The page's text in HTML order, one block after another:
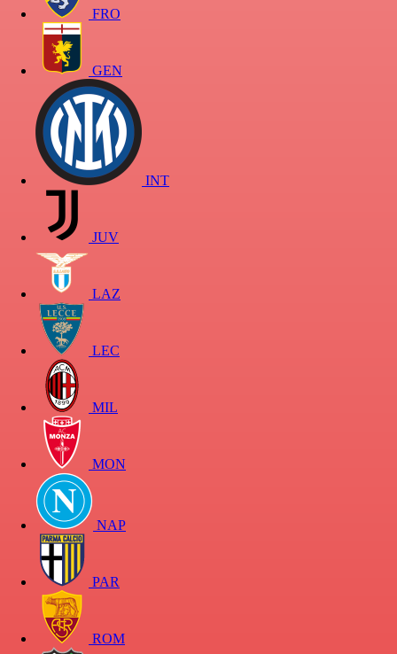
FRO
GEN
INT
JUV
LAZ
LEC
MIL
MON
NAP
PAR
ROM